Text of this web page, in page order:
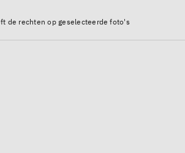
de rechten op geselecteerde foto's